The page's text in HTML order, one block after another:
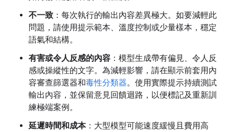
不一致 ：每次執行的輸出內容差異極大。如要減輕此
問題，請使用提示範本、溫度控制或少量樣本，穩定
語氣和結構。
有害或令人反感的內容 ：模型生成帶有偏見、令人反
感或操縱性的文字。為減輕影響，請在顯示前套用內
容審查篩選器和毒性分類器。使用實際提示持續測試
輸出內容，並保留意見回饋迴路，以便標記及重新訓
練極端案例。
延遲時間和成本：大型模型可能速度緩慢且費用高